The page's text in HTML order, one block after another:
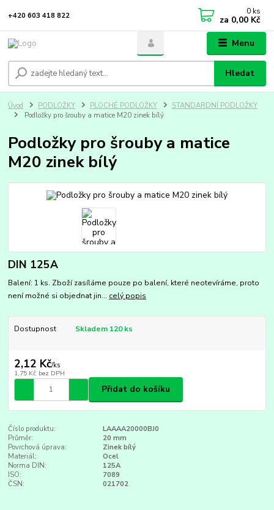
Menu
Hledat
+420 603 418 822 0 ks
za 0,00 Kč
Úvod PODLOŽKY PLOCHÉ PODLOŽKY
STANDARDNÍ PODLOŽKY
Podložky pro šrouby a matice M20 zinek bílý
Podložky pro šrouby a matice
M20 zinek bílý
DIN 125A
Balení: 1 ks. Zboží zasíláme pouze po balení, které neotevíráme, proto
není možné si objednat jin... celý popis
Dostupnost Skladem 120 ks
2,12 Kč/ks
1,75 Kč bez DPH
Přidat do košíku
Číslo produktu:
LAAAA20000BJ0
Průměr:
20 mm
Povrchová úprava:
Zinek bílý
Materiál:
Ocel
Norma DIN:
125A
ISO:
7089
ČSN:
021702